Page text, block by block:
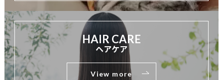
HAIR CARE
ヘアケア
View more